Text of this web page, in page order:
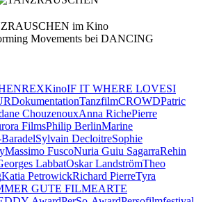
im Kino
Movements bei DANCING
REXKinoIF IT WHERE LOVESI
DokumentationTanzfilmCROWDPatric
ChouzenouxAnna RichePierre
FilmsPhilip BerlinMarine
Sylvain DecloitreSophie
Massimo FuscoNuria Guiu SagarraRehin
LabbatOskar LandströmTheo
Katia PetrowickRichard PierreTyra
GUTE FILMEARTE